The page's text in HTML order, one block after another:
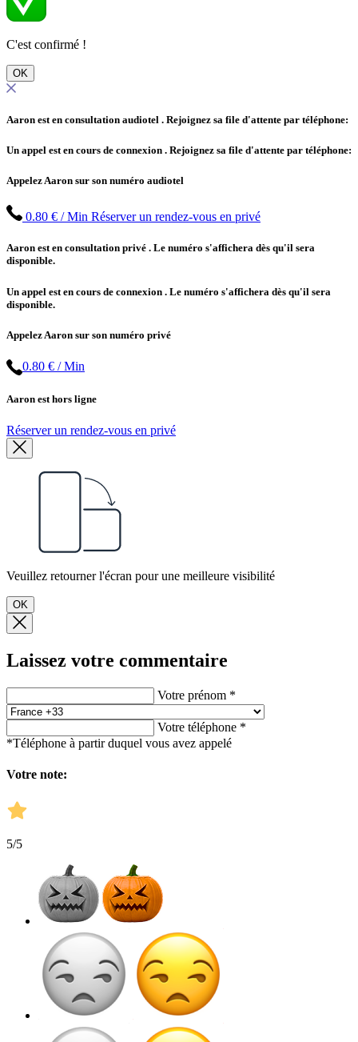
C'est confirmé !
OK
Aaron est en consultation audiotel . Rejoignez sa file d'attente par téléphone:
Un appel est en cours de connexion . Rejoignez sa file d'attente par téléphone:
Appelez Aaron sur son numéro audiotel
0.80 € / Min Réserver un rendez-vous en privé
Aaron est en consultation privé . Le numéro s'affichera dès qu'il sera
disponible.
Un appel est en cours de connexion . Le numéro s'affichera dès qu'il sera
disponible.
Appelez Aaron sur son numéro privé
0.80 € / Min
Aaron est hors ligne
Réserver un rendez-vous en privé
Veuillez retourner l'écran pour une meilleure visibilité
OK
Laissez votre commentaire
Votre prénom *
Votre téléphone *
*Téléphone à partir duquel vous avez appelé
Votre note:
5/5